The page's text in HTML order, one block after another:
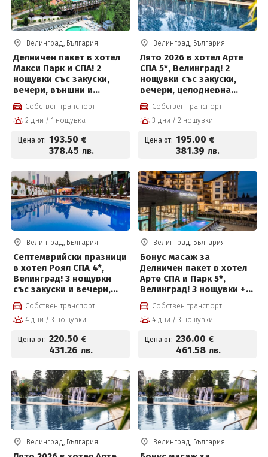
Велинград, България
Делничен пакет в хотел
Макси Парк и СПА! 2
нощувки със закуски,
вечери, външни и
вътрешни басейни с
минерална вода,
джакузи, топила и
деца до 12г на цени от
193.50 евро на човек
Собствен транспорт
2 дни / 1 нощувка
Цена от: 193.50 €
378.45 лв.
Велинград, България
Лято 2026 в хотел Арте
СПА 5*, Велинград! 2
нощувки със закуски,
вечери, целодневна
детска анимация,
вътрешен и външен
басейн с минерална вода
за деца до 12 г
Собствен транспорт
3 дни / 2 нощувки
Цена от: 195.00 €
381.39 лв.
Велинград, България
Септемврийски празници
в хотел Роял СПА 4*,
Велинград! 3 нощувки
със закуски и вечери,
детска анимация и СПА
център на цени от 220.50
евро на човек
Собствен транспорт
4 дни / 3 нощувки
Цена от: 220.50 €
431.26 лв.
Велинград, България
Бонус масаж за
Делничен пакет в хотел
Арте СПА и Парк 5*,
Велинград! 3 нощувки +
закуски, вечери,
частичен масаж,
вътрешен басейн с
пакет и Безплатно за
деца до 12 г
Собствен транспорт
4 дни / 3 нощувки
Цена от: 236.00 €
461.58 лв.
Велинград, България Велинград, България